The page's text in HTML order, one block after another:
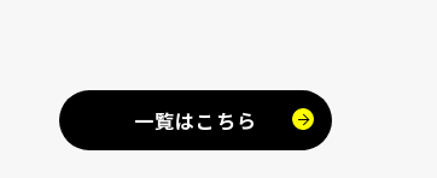
一覧はこちら